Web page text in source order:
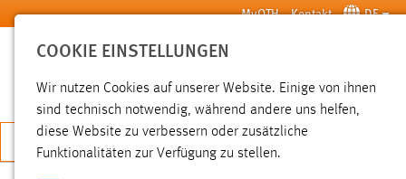
Zum Hauptinhalt springen MyOTH Kontakt DE
SUCHE
JETZT BEWERBEN
COOKIE EINSTELLUNGEN
Wir nutzen Cookies auf unserer Website. Einige von ihnen
sind technisch notwendig, während andere uns helfen,
diese Website zu verbessern oder zusätzliche
Funktionalitäten zur Verfügung zu stellen.